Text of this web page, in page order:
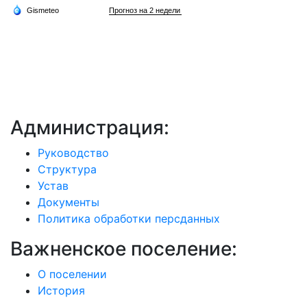
Администрация:
Руководство
Структура
Устав
Документы
Политика обработки персданных
Важненское поселение:
О поселении
История